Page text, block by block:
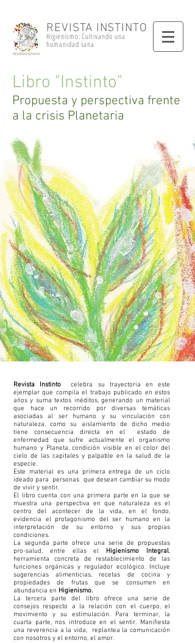
REVISTA INSTINTO
Higienismo: Cultivando una
humanidad sana
Libro "Instinto"
Propuesta y perspectiva frente
a la crisis Planetaria
Revista Instinto
celebra su trayectoria en este
ejemplar que compila el trabajo publicado en estos
años y suma textos inéditos, generando un material
que hace un recorrido por diversas temáticas
asociadas al ser humano y su vinculación con
naturaleza, como su aislamiento de dicho medio
tiene consecuencia directa en el estado de
enfermedad que sufre actualmente el organismo
humano y Planeta, condición visible en el color del
cielo de las capitales y palpable en la salud de la
especie.
Este material es una primera entrega de un ciclo
ideado para personas que desean cambiar su modo
de vivir y sentir.
El libro cuenta con una primera parte en la que se
muestra una perspectiva en que naturaleza es el
centro del acontecer de la vida, en el fondo,
evidencia el protagonismo del ser humano en la
interpretación de su entorno y sus propias
condiciones.
La segunda parte ofrece una serie de propuestas
pro-salud, entre ellas el Higienismo Integral,
herramienta concreta de restablecimiento de las
funciones orgánicas y regulador ecológico. Incluye
sugerencias alimenticias, recetas de cocina y
propiedades de frutas que se consumen en
abundancia en Higienismo.
La tercera parte del libro ofrece una serie de
consejos respecto a la relación con el cuerpo, el
movimiento y su estimulación. Para terminar, la
cuarta parte, nos introduce en el sentir. Manifiesta
una reverencia a la vida, replantea la comunicación
con nosotros y el entorno, el amor.